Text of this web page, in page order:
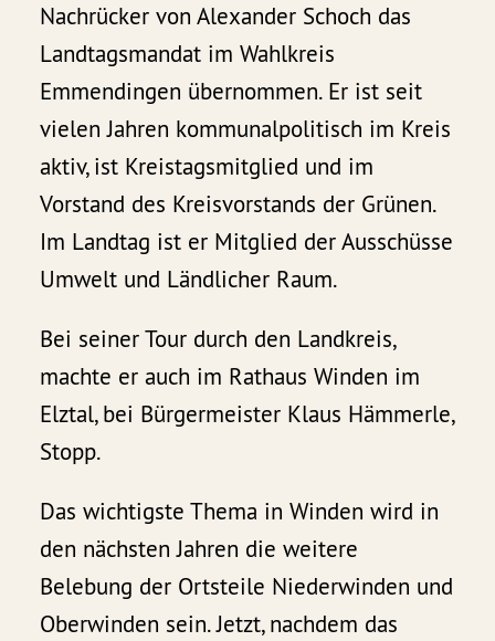
Nachrücker von Alexander Schoch das
Landtagsmandat im Wahlkreis
Emmendingen übernommen. Er ist seit
vielen Jahren kommunalpolitisch im Kreis
aktiv, ist Kreistagsmitglied und im
Vorstand des Kreisvorstands der Grünen.
Im Landtag ist er Mitglied der Ausschüsse
Umwelt und Ländlicher Raum.
Bei seiner Tour durch den Landkreis,
machte er auch im Rathaus Winden im
Elztal, bei Bürgermeister Klaus Hämmerle,
Stopp.
Das wichtigste Thema in Winden wird in
den nächsten Jahren die weitere
Belebung der Ortsteile Niederwinden und
Oberwinden sein. Jetzt, nachdem das